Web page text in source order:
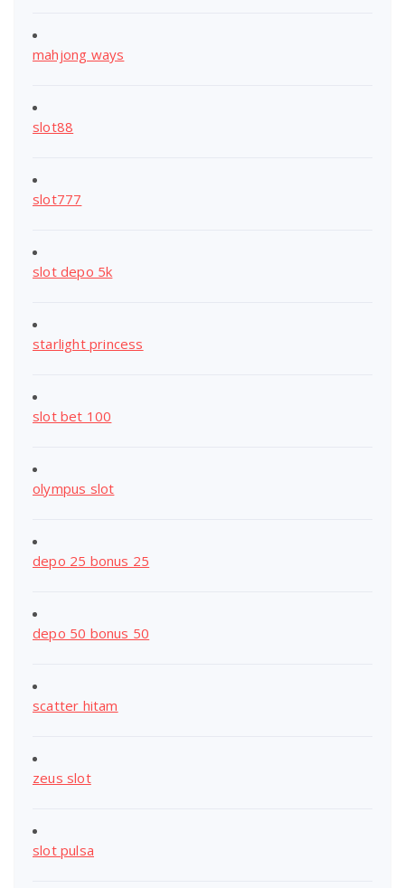
mahjong ways
slot88
slot777
slot depo 5k
starlight princess
slot bet 100
olympus slot
depo 25 bonus 25
depo 50 bonus 50
scatter hitam
zeus slot
slot pulsa